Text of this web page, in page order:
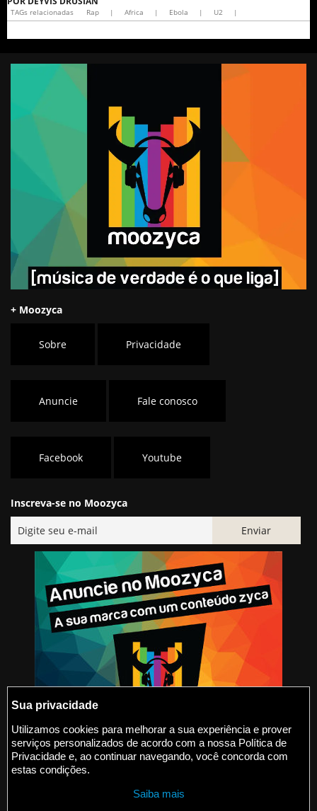
TAGs relacionadas Rap | Africa | Ebola | U2 |
+ Moozyca
Sobre Privacidade
Anuncie Fale conosco
Facebook Youtube
Inscreva-se no Moozyca
@2015-2026 Moozyca
Sua privacidade
Utilizamos cookies para melhorar a sua experiência e prover
serviços personalizados de acordo com a nossa Política de
Privacidade e, ao continuar navegando, você concorda com
estas condições.
Saiba mais